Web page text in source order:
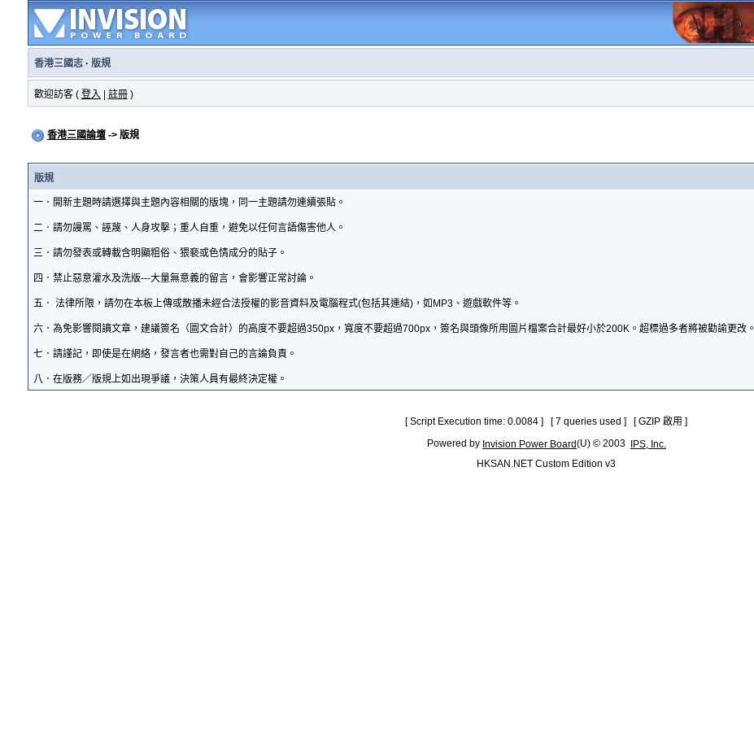
香港三國志· 版規
歡迎訪客 ( 登入 註冊)
香港三國論壇-> 版規
版規
一．開新主題時請選擇與主題內容相關的版塊，同一主題請勿連續張貼。
二．請勿謾罵、誣蔑、人身攻擊；重人自重，避免以任何言語傷害他人。
三．請勿發表或轉載含明顯粗俗、猥褻或色情成分的貼子。
四．禁止惡意灌水及洗版---大量無意義的留言，會影響正常討論。
五． 法律所限，請勿在本板上傳或散播未經合法授權的影音資料及電腦程式(包括其連結)，如MP3、遊戲軟件等。
六．為免影響閱讀文章，建議簽名（圖文合計）的高度不要超過350px，寬度不要超過700px，簽名與頭像所用圖片檔案合計最好小於200K。超標過多者將被勸諭更改。
七．請謹記，即使是在網絡，發言者也需對自己的言論負責。
八．在版務／版規上如出現爭議，決策人員有最終決定權。
[ Script Execution time: 0.0084 ] [ 7 queries used ] [ GZIP 啟用 ]
Powered by Invision Power Board(U) © 2003
IPS, Inc.
HKSAN.NET Custom Edition v3